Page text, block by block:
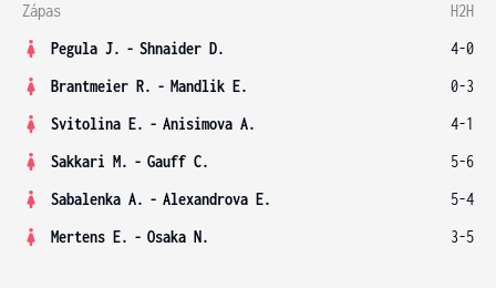
Zápas
H2H
Pegula J. - Shnaider D.
4-0
Brantmeier R. - Mandlik E.
0-3
Svitolina E. - Anisimova A.
4-1
Sakkari M. - Gauff C.
5-6
Sabalenka A. - Alexandrova E.
5-4
Mertens E. - Osaka N. 3-5